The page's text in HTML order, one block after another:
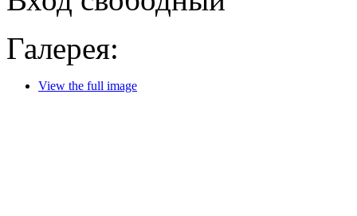
Галерея:
View the full image